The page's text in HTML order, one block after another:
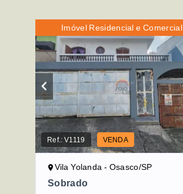
Imóvel Residencial e Comercial
Ref.:V1119 VENDA
Vila Yolanda - Osasco/SP
Sobrado